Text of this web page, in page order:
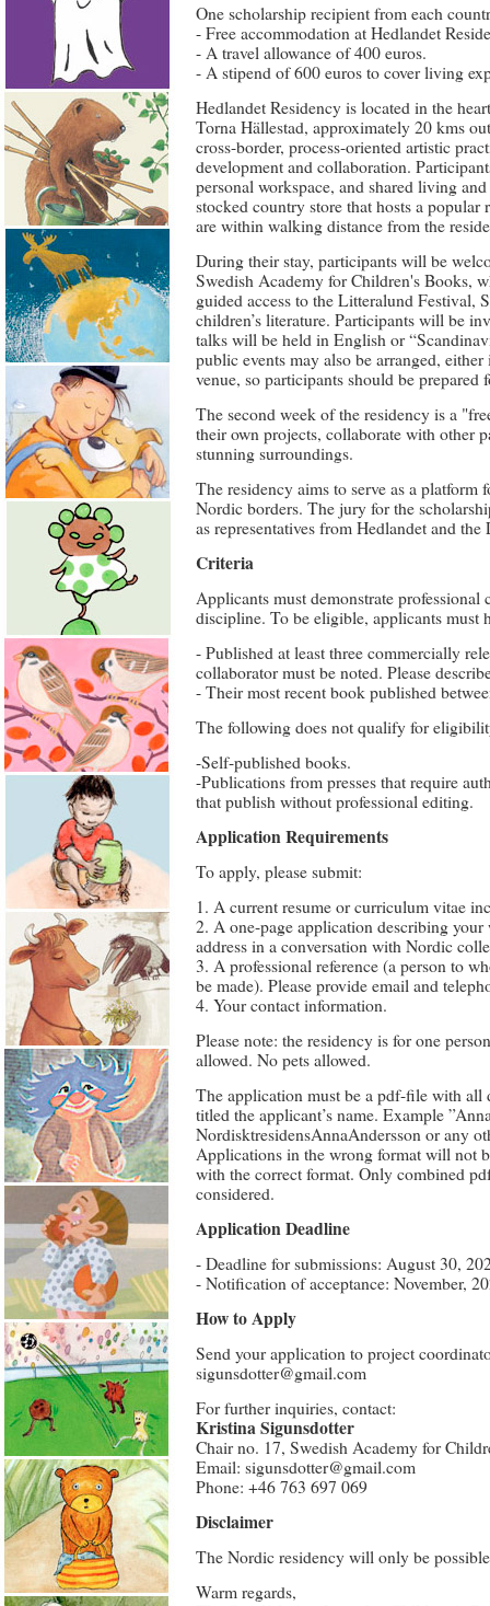
One scholarship recipient from each
- Free accommodation at Hedlandet
- A travel allowance of 400 euros.
- A stipend of 600 euros to cover living
Hedlandet Residency is located in the
Torna Hällestad, approximately 20 kms
cross-border, process-oriented artistic
development and collaboration.
personal workspace, and shared living
stocked country store that hosts a
are within walking distance from the
During their stay, participants will be
Swedish Academy for Children's Books,
guided access to the Litteralund Festival,
children’s literature. Participants will be
talks will be held in English or
public events may also be arranged,
venue, so participants should be
The second week of the residency is a
their own projects, collaborate with other
stunning surroundings.
The residency aims to serve as a
Nordic borders. The jury for the
as representatives from Hedlandet and
Criteria
Applicants must demonstrate
discipline. To be eligible, applicants must
- Published at least three commercially
collaborator must be noted. Please
- Their most recent book published
The following does not qualify for
-Self-published books.
-Publications from presses that require
that publish without professional editing.
Application Requirements
To apply, please submit:
1. A current resume or curriculum vitae
2. A one-page application describing
address in a conversation with Nordic
3. A professional reference (a person to
be made). Please provide email and
4. Your contact information.
Please note: the residency is for one
allowed. No pets allowed.
The application must be a pdf-file with all
titled the applicant’s name. Example
NordisktresidensAnnaAndersson or any
Applications in the wrong format will not
with the correct format. Only combined
considered.
Application Deadline
- Deadline for submissions: August 30,
- Notification of acceptance: November,
How to Apply
Send your application to project
sigunsdotter@gmail.com
For further inquiries, contact:
Kristina Sigunsdotter
Chair no. 17, Swedish Academy for
Email: sigunsdotter@gmail.com
Phone: +46 763 697 069
Disclaimer
The Nordic residency will only be
Warm regards,